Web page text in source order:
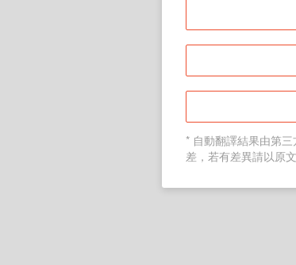
* 自動翻譯結果由第
差，若有差異請以原文